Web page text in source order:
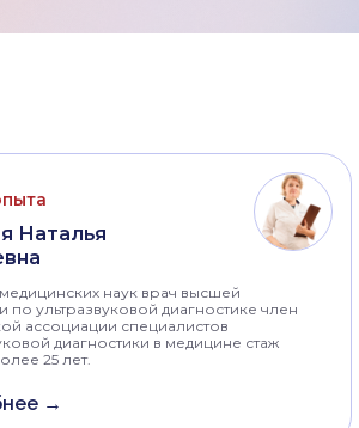
Наталья
медицинских наук врач высшей
по ультразвуковой диагностике член
ассоциации специалистов
диагностики в медицине стаж
25 лет.
→